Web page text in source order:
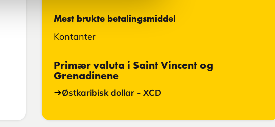
Mest brukte betalingsmiddel
Kontanter
Primær valuta i Saint Vincent og
Grenadinene
Østkaribisk dollar - XCD